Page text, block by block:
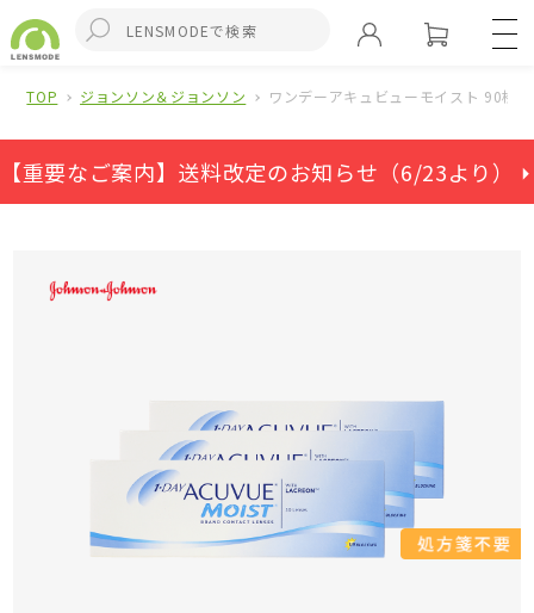
TOP ジョンソン＆ジョンソン ワンデーアキュビューモイスト 90枚
【重要なご案内】送料改定のお知らせ（6/23より） ⏵